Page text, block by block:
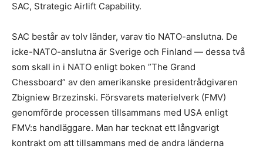
SAC, Strategic Airlift Capability.
SAC består av tolv länder, varav tio NATO-anslutna. De
icke-NATO-anslutna är Sverige och Finland — dessa två
som skall in i NATO enligt boken ”The Grand
Chessboard” av den amerikanske presidentrådgivaren
Zbigniew Brzezinski. Försvarets materielverk (FMV)
genomförde processen tillsammans med USA enligt
FMV:s handläggare. Man har tecknat ett långvarigt
kontrakt om att tillsammans med de andra länderna